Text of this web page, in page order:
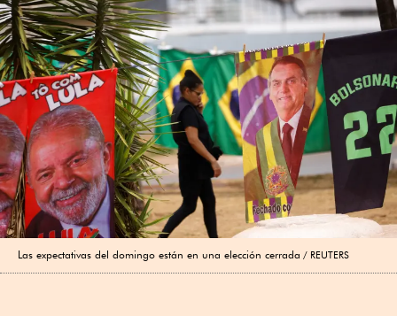
Las expectativas del domingo están en una elección cerrada REUTERS